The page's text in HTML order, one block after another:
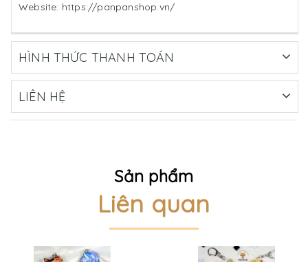
Website: https://panpanshop.vn/
HÌNH THỨC THANH TOÁN
LIÊN HỆ
Sản phẩm
Liên quan